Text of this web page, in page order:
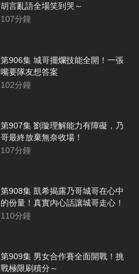
胡言亂語全場笑到哭～
107分鐘
第906集 城哥擺爛技能全開！一張
嘴要隊友想答案
102分鐘
第907集 劉璇理解能力有障礙，乃
哥最終放棄無奈收場！
107分鐘
第908集 凱希揭露乃哥城哥在心中
的份量！真實內心話讓城哥走心！
110分鐘
第909集 男女合作賽全面開戰！挑
戰極限刷積分～